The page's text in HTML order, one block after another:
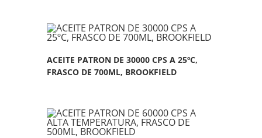
ACEITE PATRON DE 30000 CPS A 25ºC,
FRASCO DE 700ML, BROOKFIELD